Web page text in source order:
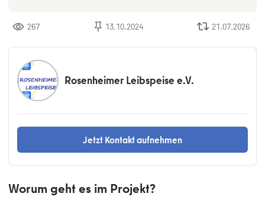
267 13.10.2024 21.07.2026
Rosenheimer Leibspeise e.V.
Jetzt Kontakt aufnehmen
Worum geht es im Projekt?